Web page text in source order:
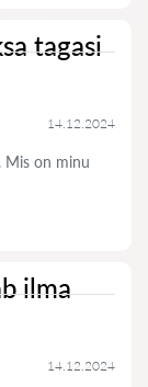
tagasi
14.12.2024
Mis on minu
ilma
14.12.2024